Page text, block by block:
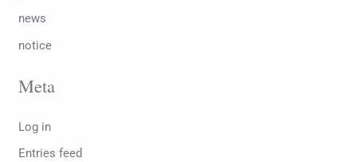
news
notice
Meta
Log in
Entries feed